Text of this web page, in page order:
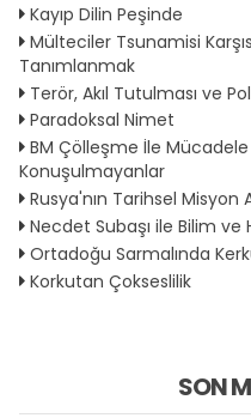
Kayıp Dilin Peşinde
Mülteciler Tsunamisi
Tanımlanmak
Terör, Akıl Tutulması ve
Paradoksal Nimet
BM Çölleşme İle Mücadele
Konuşulmayanlar
Rusya'nın Tarihsel Misyon
Necdet Subaşı ile Bilim ve
Ortadoğu Sarmalında
Korkutan Çokseslilik
SON